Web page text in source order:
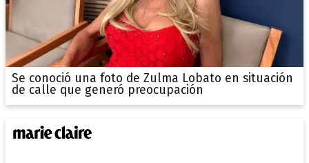
Se conoció una foto de Zulma Lobato en situación
de calle que generó preocupación